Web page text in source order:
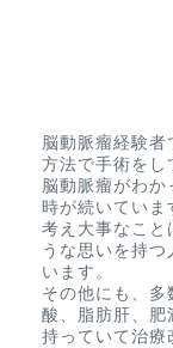
脳動脈瘤経験
方法で手術をし
脳動脈瘤がわ
時が続いていま
考え大事なこと
うな思いを持
います。
その他にも、多
酸、脂肪肝、
持っていて治療